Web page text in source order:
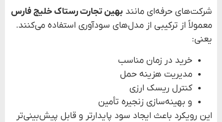
شرکت‌های حرفه‌ای مانند بهین تجارت رستاک خلیج فارس
معمولاً از ترکیبی از مدل‌های سودآوری استفاده می‌کنند.
یعنی:
خرید در زمان مناسب
مدیریت هزینه حمل
کنترل ریسک ارزی
و بهینه‌سازی زنجیره تأمین
این رویکرد باعث ایجاد سود پایدارتر و قابل پیش‌بینی‌تر